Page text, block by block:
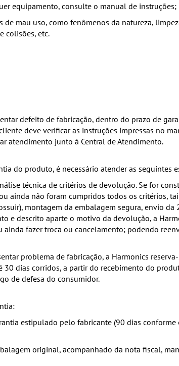
equipamento, consulte o manual de instruções;
de mau uso, como fenômenos da natureza,
colisões, etc.
defeito de fabricação, dentro do prazo de
deve verificar as instruções impressas no
atendimento junto à Central de Atendimento.
do produto, é necessário atender as seguintes
técnica de critérios de devolução. Se for
ainda não foram cumpridos todos os critérios,
montagem da embalagem segura, envio da
e descrito aparte o motivo da devolução, a
ainda fazer troca ou cancelamento; podendo
problema de fabricação, a Harmonics
dias corridos, a partir do recebimento do
de defesa do consumidor.
estipulado pelo fabricante (90 dias conforme
original, acompanhado da nota fiscal,